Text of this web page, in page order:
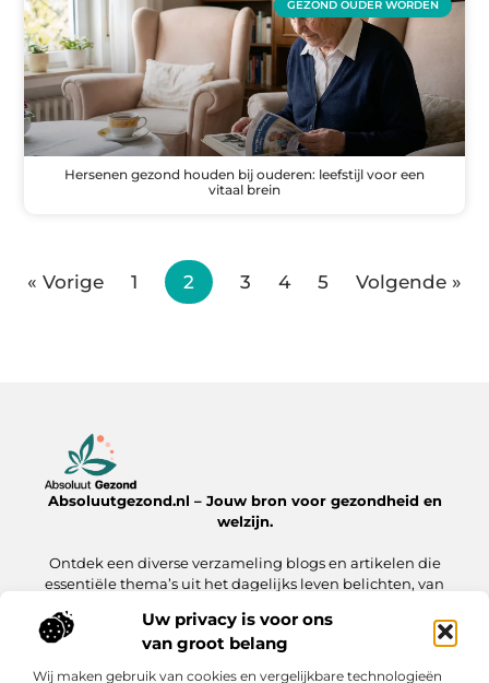
Uw privacy is voor ons
van groot belang
Wij maken gebruik van cookies en vergelijkbare technologieën
GEZOND OUDER WORDEN
Hersenen gezond houden bij ouderen: leefstijl voor een
vitaal brein
« Vorige 1 2 3 4 5 Volgende »
Absoluutgezond.nl – Jouw bron voor gezondheid en
welzijn.
Ontdek een diverse verzameling blogs en artikelen die
essentiële thema’s uit het dagelijks leven belichten, van
Onze informatie